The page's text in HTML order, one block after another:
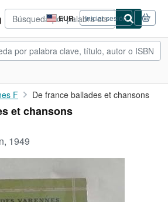
EUR
Preferencias
de
compra
del
Iniciar sesión
F De france ballades et chansons
et chansons
1949